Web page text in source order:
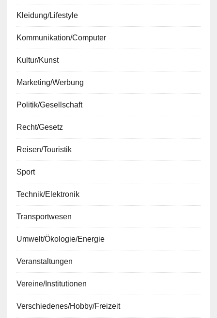
Kleidung/Lifestyle
Kommunikation/Computer
Kultur/Kunst
Marketing/Werbung
Politik/Gesellschaft
Recht/Gesetz
Reisen/Touristik
Sport
Technik/Elektronik
Transportwesen
Umwelt/Ökologie/Energie
Veranstaltungen
Vereine/Institutionen
Verschiedenes/Hobby/Freizeit